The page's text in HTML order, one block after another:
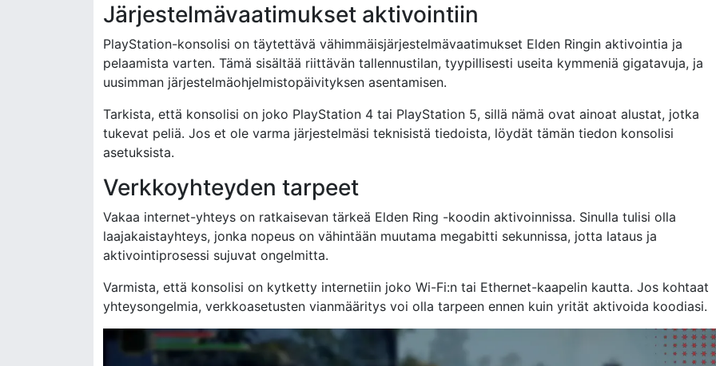
Järjestelmävaatimukset aktivointiin
PlayStation-konsolisi on täytettävä vähimmäisjärjestelmävaatimukset Elden Ringin aktivointia ja
pelaamista varten. Tämä sisältää riittävän tallennustilan, tyypillisesti useita kymmeniä gigatavuja, ja
uusimman järjestelmäohjelmistopäivityksen asentamisen.
Tarkista, että konsolisi on joko PlayStation 4 tai PlayStation 5, sillä nämä ovat ainoat alustat, jotka
tukevat peliä. Jos et ole varma järjestelmäsi teknisistä tiedoista, löydät tämän tiedon konsolisi
asetuksista.
Verkkoyhteyden tarpeet
Vakaa internet-yhteys on ratkaisevan tärkeä Elden Ring -koodin aktivoinnissa. Sinulla tulisi olla
laajakaistayhteys, jonka nopeus on vähintään muutama megabitti sekunnissa, jotta lataus ja
aktivointiprosessi sujuvat ongelmitta.
Varmista, että konsolisi on kytketty internetiin joko Wi-Fi:n tai Ethernet-kaapelin kautta. Jos kohtaat
yhteysongelmia, verkkoasetusten vianmääritys voi olla tarpeen ennen kuin yrität aktivoida koodiasi.